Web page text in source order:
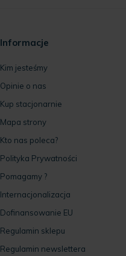
Informacje
Kim jesteśmy
Opinie o nas
Kup stacjonarnie
Mapa strony
Kto nas poleca?
Polityka Prywatności
Pomagamy ?
Internacjonalizacja
Dofinansowanie EU
Regulamin sklepu
Regulamin newslettera